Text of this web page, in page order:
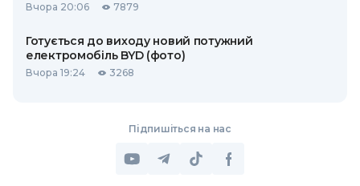
Вчора 20:06 7879
Готується до виходу новий потужний
електромобіль BYD (фото)
Вчора 19:24 3268
Підпишіться на нас